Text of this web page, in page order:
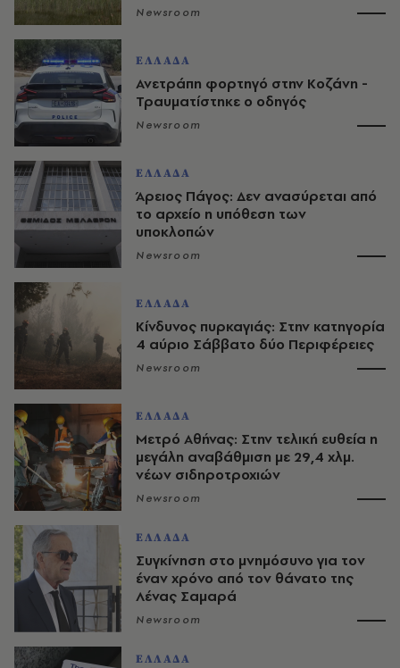
Newsroom
ΕΛΛΑΔΑ
Ανετράπη φορτηγό στην Κοζάνη -
Τραυματίστηκε ο οδηγός
Newsroom
ΕΛΛΑΔΑ
Άρειος Πάγος: Δεν ανασύρεται από
το αρχείο η υπόθεση των
υποκλοπών
Newsroom
ΕΛΛΑΔΑ
Κίνδυνος πυρκαγιάς: Στην κατηγορία
4 αύριο Σάββατο δύο Περιφέρειες
Newsroom
ΕΛΛΑΔΑ
Μετρό Αθήνας: Στην τελική ευθεία η
μεγάλη αναβάθμιση με 29,4 χλμ.
νέων σιδηροτροχιών
Newsroom
ΕΛΛΑΔΑ
Συγκίνηση στο μνημόσυνο για τον
έναν χρόνο από τον θάνατο της
Λένας Σαμαρά
Newsroom
ΕΛΛΑΔΑ